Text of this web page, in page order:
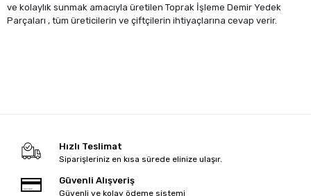
ve kolaylık sunmak amacıyla üretilen Toprak İşleme Demir Yedek
Parçaları , tüm üreticilerin ve çiftçilerin ihtiyaçlarına cevap verir.
Hızlı Teslimat
Siparişleriniz en kısa sürede elinize ulaşır.
Güvenli Alışveriş
Güvenli ve kolay ödeme sistemi